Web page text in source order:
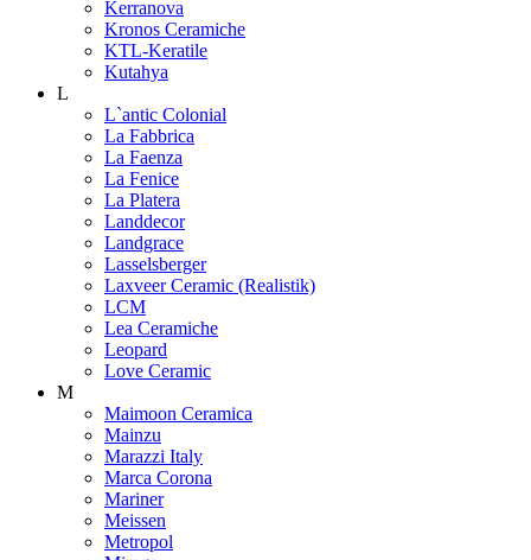
Kerranova
Kronos Ceramiche
KTL-Keratile
Kutahya
L
L`antic Colonial
La Fabbrica
La Faenza
La Fenice
La Platera
Landdecor
Landgrace
Lasselsberger
Laxveer Ceramic (Realistik)
LCM
Lea Ceramiche
Leopard
Love Ceramic
M
Maimoon Ceramica
Mainzu
Marazzi Italy
Marca Corona
Mariner
Meissen
Metropol